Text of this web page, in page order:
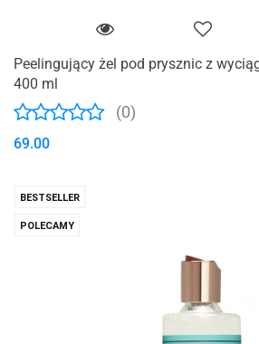
Peelingujący żel pod prysznic z
400 ml
(0)
69.00
BESTSELLER
POLECAMY